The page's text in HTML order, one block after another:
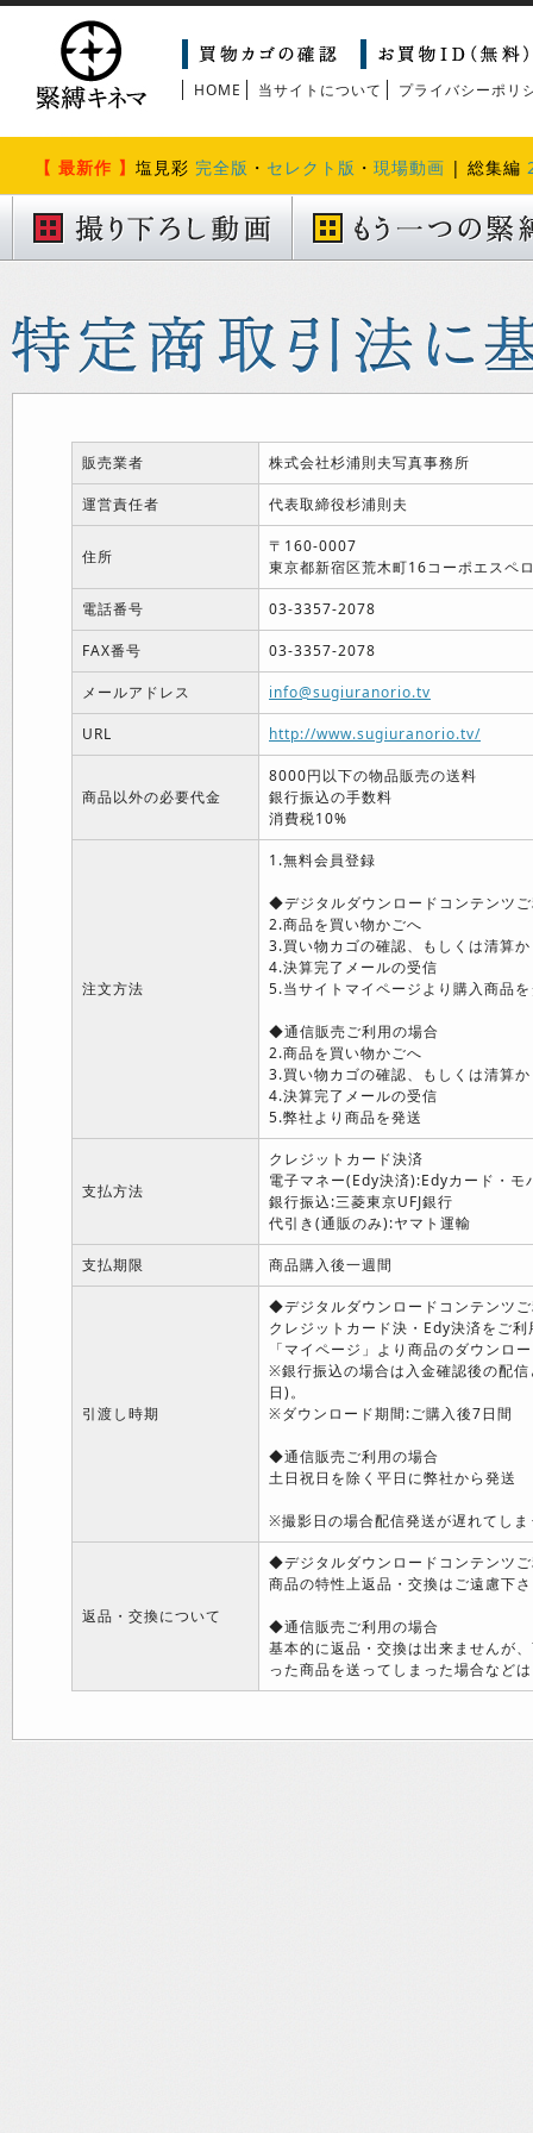
HOME 当サイトについて プライバシーポリ
【 最新作 】 塩見彩 完全版 ・ セレクト版 ・ 現場動画 | 総集編
販売業者 株式会社杉浦則夫写真事務所
運営責任者 代表取締役杉浦則夫
住所
〒160-0007
東京都新宿区荒木町16コーポエスペ
電話番号 03-3357-2078
FAX番号 03-3357-2078
メールアドレス info@sugiuranorio.tv
URL http://www.sugiuranorio.tv/
商品以外の必要代金
8000円以下の物品販売の送料
銀行振込の手数料
消費税10%
注文方法
1.無料会員登録
◆デジタルダウンロードコンテンツ
2.商品を買い物かごへ
3.買い物カゴの確認、もしくは清算
4.決算完了メールの受信
5.当サイトマイページより購入商品
◆通信販売ご利用の場合
2.商品を買い物かごへ
3.買い物カゴの確認、もしくは清算
4.決算完了メールの受信
5.弊社より商品を発送
支払方法
クレジットカード決済
電子マネー(Edy決済):Edyカード・モ
銀行振込:三菱東京UFJ銀行
代引き(通販のみ):ヤマト運輸
支払期限 商品購入後一週間
引渡し時期
◆デジタルダウンロードコンテンツ
クレジットカード決・Edy決済をご
「マイページ」より商品のダウンロ
※銀行振込の場合は入金確認後の配
日)。
※ダウンロード期間:ご購入後7日間
◆通信販売ご利用の場合
土日祝日を除く平日に弊社から発送
※撮影日の場合配信発送が遅れてし
返品・交換について
◆デジタルダウンロードコンテンツ
商品の特性上返品・交換はご遠慮下
◆通信販売ご利用の場合
基本的に返品・交換は出来ませんが
った商品を送ってしまった場合など